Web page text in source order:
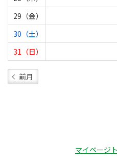
29（金）
30（土）
31（日）
前月
マイページ